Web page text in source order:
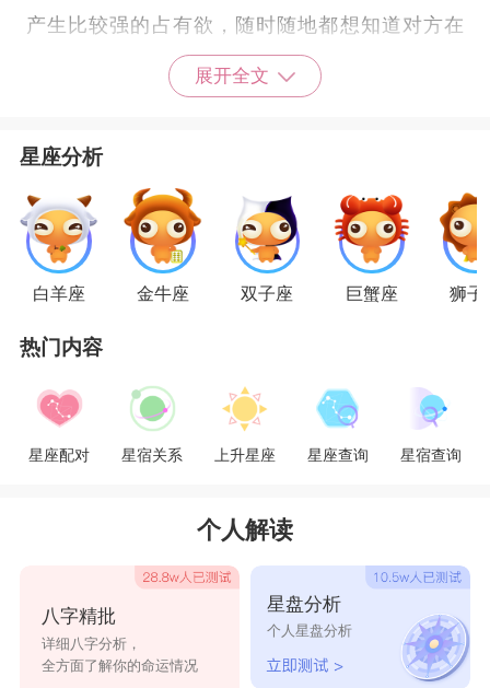
产生比较强的占有欲，随时随地都想知道对方在
哪，在做什么。知道对方的一切行踪。
处女男
会陷的很深。谈了恋爱后的他们，立马化身一只小
奶狗，每天的日常就是粘着自己的另一半不放，对
话，还懂得讨对方的芳心。但前提是对方也要对自
他们的不在意的话，处女男可是会非常的抓狂哦!
星座乐原创文章，转载需注明出处
展开全文
星座分析
白羊座 金牛座 双子座 巨蟹座 狮子
热门内容
星座配对 星宿关系 上升星座 星座查询 星宿查询
个人解读
八字精批
详细八字分析，
全方面了解你的命运情况
星盘分析
个人星盘分析